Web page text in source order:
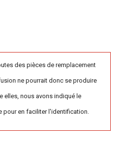
des pièces de remplacement
ne pourrait donc se produire
elles, nous avons indiqué le
pour en faciliter l'identification.